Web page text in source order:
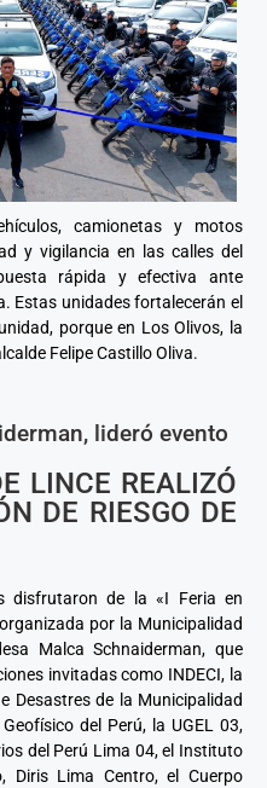
camionetas y motos
y vigilancia en las calles del
rápida y efectiva ante
Estas unidades fortalecerán el
porque en Los Olivos, la
Felipe Castillo Oliva.
lideró evento
LINCE REALIZÓ
DE RIESGO DE
disfrutaron de la «I Feria en
por la Municipalidad
Malca Schnaiderman, que
invitadas como INDECI, la
Desastres de la Municipalidad
del Perú, la UGEL 03,
del Perú Lima 04, el Instituto
Diris Lima Centro, el Cuerpo